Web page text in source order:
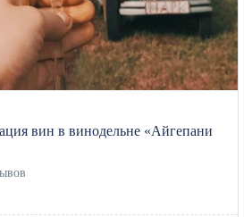
вин в винодельне «Айгепани